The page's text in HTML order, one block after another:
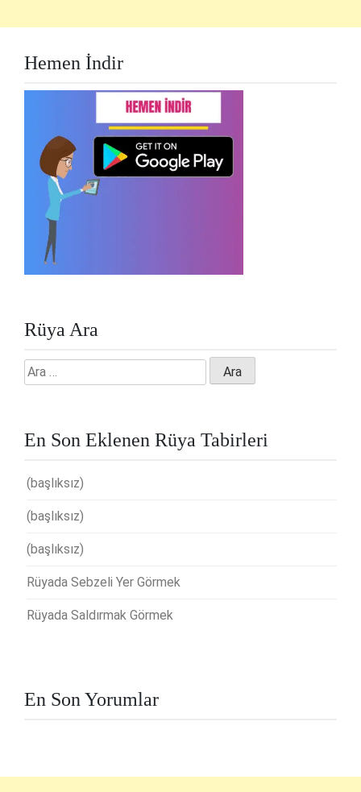
Hemen İndir
Rüya Ara
Arama:
En Son Eklenen Rüya Tabirleri
(başlıksız)
(başlıksız)
(başlıksız)
Rüyada Sebzeli Yer Görmek
Rüyada Saldırmak Görmek
En Son Yorumlar